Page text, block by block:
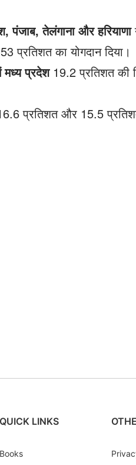
पंजाब, तेलंगाना और हरियाणा
प्रतिशत का योगदान दिया।
मध्य प्रदेश19.2 प्रतिशत की
प्रतिशत और 15.5
QUICK LINKS
Books